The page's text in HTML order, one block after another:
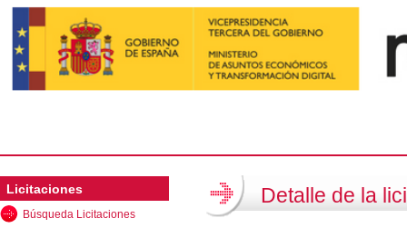
Licitaciones
Búsqueda Licitaciones
Detalle de la